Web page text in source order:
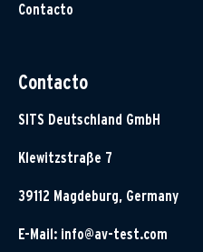
Contacto
Contacto
SITS Deutschland GmbH
Klewitzstraße 7
39112 Magdeburg, Germany
E-Mail: info@av-test.com